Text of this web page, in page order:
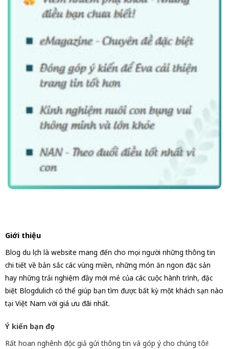
Giới thiệu
Blog du lịch là website mang đến cho mọi người những thông tin
chi tiết về bản sắc các vùng miền, những món ăn ngon đặc sản
hay những trải nghiệm đầy mới mẻ của các cuộc hành trình, đặc
biệt Blogdulich có thể giúp bạn tìm được bất kỳ một khách sạn nào
tại Việt Nam với giá ưu đãi nhất.
Ý kiến bạn đọc
Rất hoan nghênh độc giả gửi thông tin và góp ý cho chúng tôi!